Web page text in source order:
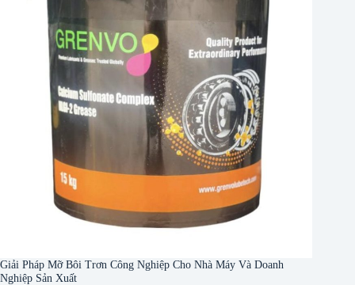
Giải Pháp Mỡ Bôi Trơn Công Nghiệp Cho Nhà Máy Và Doanh
Nghiệp Sản Xuất